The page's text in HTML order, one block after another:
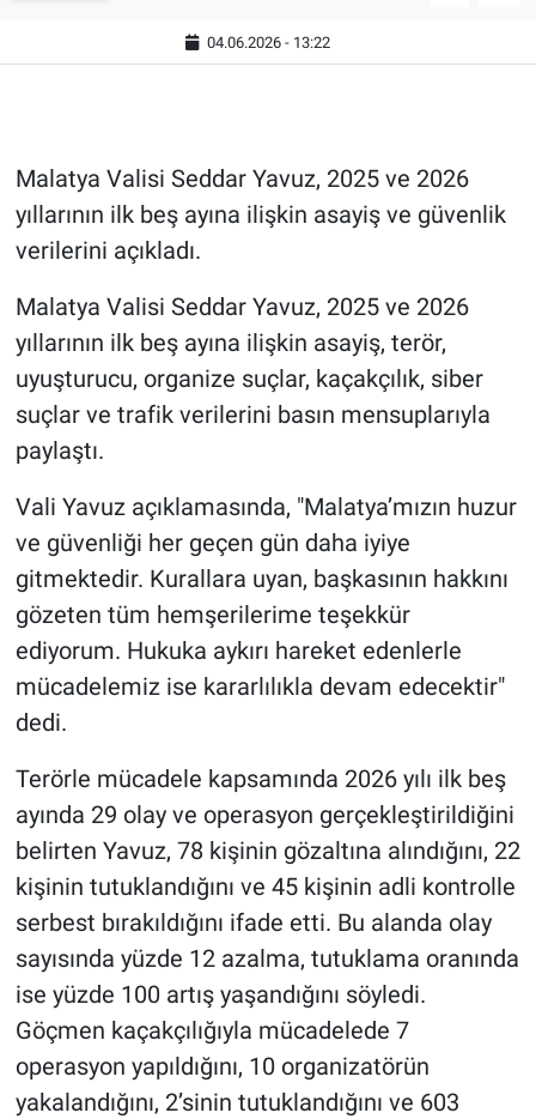
04.06.2026 - 13:22
Malatya Valisi Seddar Yavuz, 2025 ve 2026
yıllarının ilk beş ayına ilişkin asayiş ve güvenlik
verilerini açıkladı.
Malatya Valisi Seddar Yavuz, 2025 ve 2026
yıllarının ilk beş ayına ilişkin asayiş, terör,
uyuşturucu, organize suçlar, kaçakçılık, siber
suçlar ve trafik verilerini basın mensuplarıyla
paylaştı.
Vali Yavuz açıklamasında, "Malatya’mızın huzur
ve güvenliği her geçen gün daha iyiye
gitmektedir. Kurallara uyan, başkasının hakkını
gözeten tüm hemşerilerime teşekkür
ediyorum. Hukuka aykırı hareket edenlerle
mücadelemiz ise kararlılıkla devam edecektir"
dedi.
Terörle mücadele kapsamında 2026 yılı ilk beş
ayında 29 olay ve operasyon gerçekleştirildiğini
belirten Yavuz, 78 kişinin gözaltına alındığını, 22
kişinin tutuklandığını ve 45 kişinin adli kontrolle
serbest bırakıldığını ifade etti. Bu alanda olay
sayısında yüzde 12 azalma, tutuklama oranında
ise yüzde 100 artış yaşandığını söyledi.
Göçmen kaçakçılığıyla mücadelede 7
operasyon yapıldığını, 10 organizatörün
yakalandığını, 2’sinin tutuklandığını ve 603